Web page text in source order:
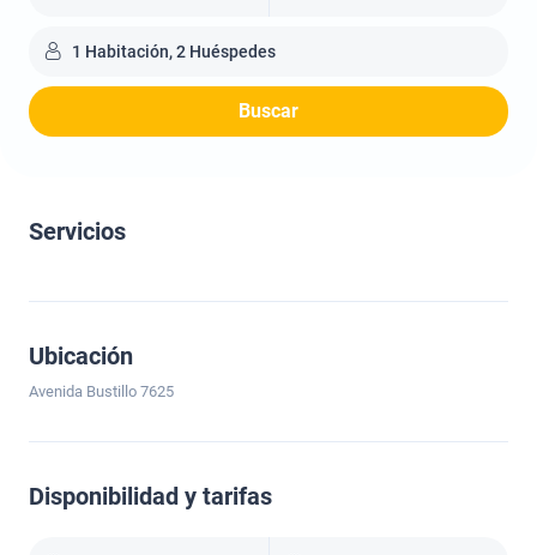
1 Habitación, 2 Huéspedes
Buscar
Servicios
Ubicación
Avenida Bustillo 7625
Disponibilidad y tarifas